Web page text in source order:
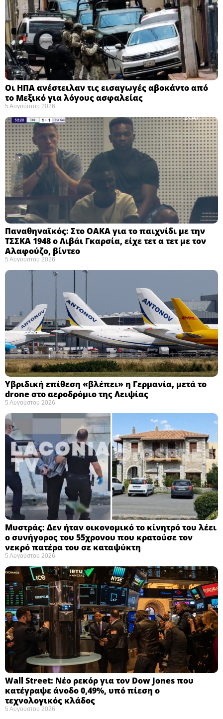
Οι ΗΠΑ ανέστειλαν τις εισαγωγές αβοκάντο από
το Μεξικό για λόγους ασφαλείας
5 Αυγούστου 2026
Παναθηναϊκός: Στο ΟΑΚΑ για το παιχνίδι με την
ΤΣΣΚΑ 1948 ο Λιβάι Γκαρσία, είχε τετ α τετ με τον
Αλαφούζο, βίντεο
5 Αυγούστου 2026
Υβριδική επίθεση «βλέπει» η Γερμανία, μετά το
drone στο αεροδρόμιο της Λειψίας
5 Αυγούστου 2026
Μυστράς: Δεν ήταν οικονομικό το κίνητρό του λέει
ο συνήγορος του 55χρονου που κρατούσε τον
νεκρό πατέρα του σε καταψύκτη
5 Αυγούστου 2026
Wall Street: Νέο ρεκόρ για τον Dow Jones που
κατέγραψε άνοδο 0,49%, υπό πίεση ο
τεχνολογικός κλάδος
5 Αυγούστου 2026